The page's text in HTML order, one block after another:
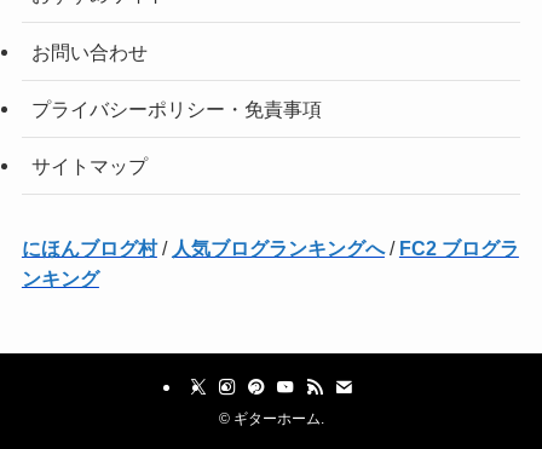
お問い合わせ
プライバシーポリシー・免責事項
サイトマップ
にほんブログ村/ 人気ブログランキングへ/ FC2 ブログラ
ンキング
©ギターホーム.